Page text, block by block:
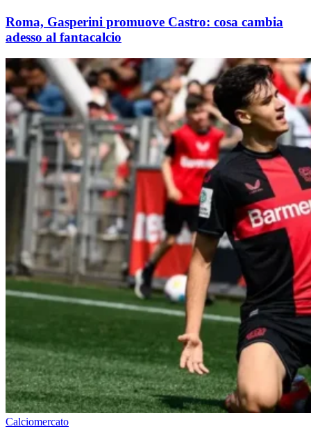
Roma, Gasperini promuove Castro: cosa cambia
adesso al fantacalcio
Calciomercato